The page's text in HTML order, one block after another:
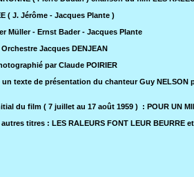
( J. Jérôme - Jacques Plante )
Müller - Ernst Bader - Jacques Plante
Jacques DENJEAN
par Claude POIRIER
texte de présentation du chanteur Guy NELSON
du film ( 7 juillet au 17 août 1959 ) : POUR UN
titres : LES RALEURS FONT LEUR BEURRE